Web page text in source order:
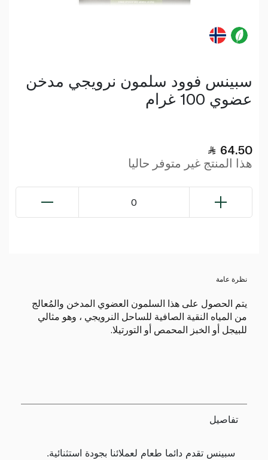
سبينس فوود سلمون نرويجي مدخن
عضوي 100 غرام
64.50
هذا المنتج غير متوفر حاليا
0
نظرة عامة
يتم الحصول على هذا السلمون العضوي المدخن والمُعالج
من المياه النقية الصافية للساحل النرويجي ، وهو مثالي
للبيجل أو الخبز المحمص أو التورتيلا.
تفاصيل
سبينس تقدم دائما طعام لعملائنا بجودة استثنائية.